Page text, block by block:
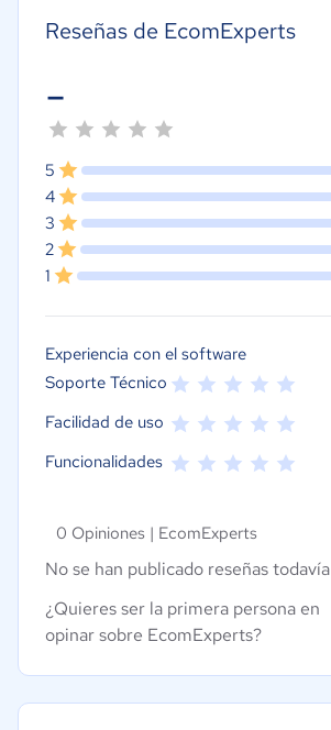
Reseñas de EcomExperts
-
5
4
3
2
1
Experiencia con el software
Soporte Técnico
Facilidad de uso
Funcionalidades
0 Opiniones | EcomExperts
No se han publicado reseñas todavía
¿Quieres ser la primera persona en
opinar sobre EcomExperts?